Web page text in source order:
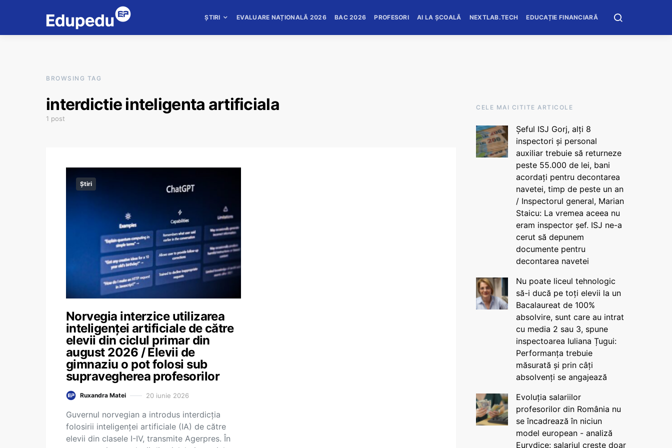
ȘTIRI EVALUARE NAȚIONALĂ 2026 BAC 2026 PROFESORI AI LA ȘCOALĂ NEXTLAB.TECH EDUCAȚIE FINANCIARĂ
BROWSING TAG
interdictie inteligenta artificiala
1 post
Știri
Norvegia interzice utilizarea
inteligenței artificiale de către
elevii din ciclul primar din
august 2026 / Elevii de
gimnaziu o pot folosi sub
supravegherea profesorilor
Ruxandra Matei 20 iunie 2026
Guvernul norvegian a introdus interdicția
folosirii inteligenței artificiale (IA) de către
elevii din clasele I-IV, transmite Agerpres. În
CELE MAI CITITE ARTICOLE
Șeful ISJ Gorj, alți 8
inspectori și personal
auxiliar trebuie să returneze
peste 55.000 de lei, bani
acordați pentru decontarea
navetei, timp de peste un an
/ Inspectorul general, Marian
Staicu: La vremea aceea nu
eram inspector șef. ISJ ne-a
cerut să depunem
documente pentru
decontarea navetei
Nu poate liceul tehnologic
să-i ducă pe toți elevii la un
Bacalaureat de 100%
absolvire, sunt care au intrat
cu media 2 sau 3, spune
inspectoarea Iuliana Țugui:
Performanța trebuie
măsurată și prin câți
absolvenți se angajează
Evoluția salariilor
profesorilor din România nu
se încadrează în niciun
model european - analiză
Eurydice: salariul crește doar